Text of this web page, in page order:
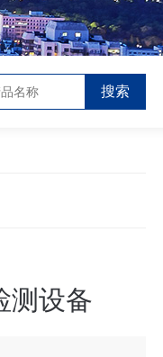
测设备